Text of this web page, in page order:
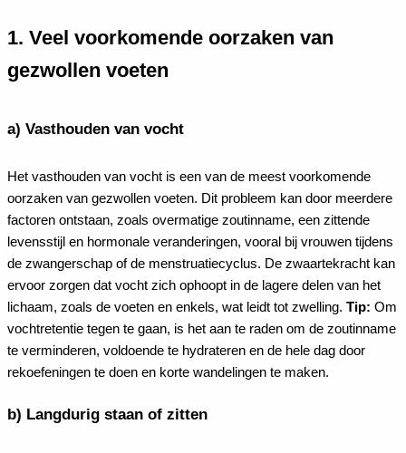
1. Veel voorkomende oorzaken van
gezwollen voeten
a) Vasthouden van vocht
Het vasthouden van vocht is een van de meest voorkomende
oorzaken van gezwollen voeten. Dit probleem kan door meerdere
factoren ontstaan, zoals overmatige zoutinname, een zittende
levensstijl en hormonale veranderingen, vooral bij vrouwen tijdens
de zwangerschap of de menstruatiecyclus. De zwaartekracht kan
ervoor zorgen dat vocht zich ophoopt in de lagere delen van het
lichaam, zoals de voeten en enkels, wat leidt tot zwelling. Tip: Om
vochtretentie tegen te gaan, is het aan te raden om de zoutinname
te verminderen, voldoende te hydrateren en de hele dag door
rekoefeningen te doen en korte wandelingen te maken.
b) Langdurig staan of zitten